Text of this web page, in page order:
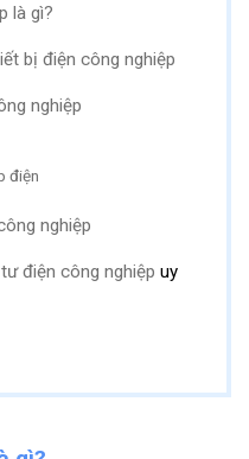
là gì?
bị điện công nghiệp
nghiệp
điện
nghiệp
điện công nghiệp uy